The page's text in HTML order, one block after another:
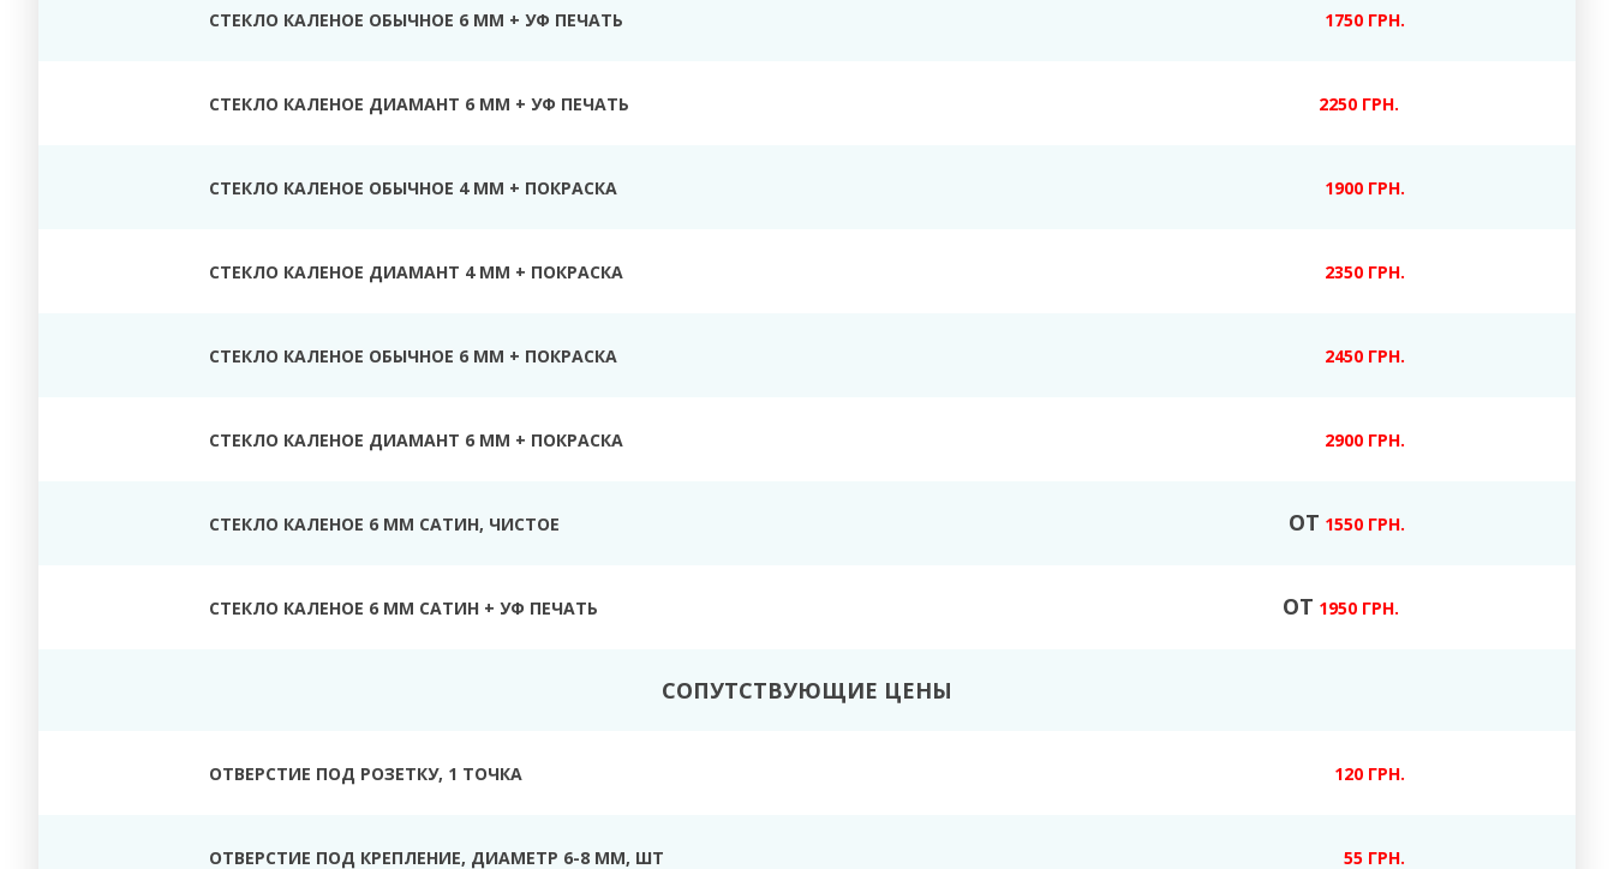
СТЕКЛО КАЛЕНОЕ ОБЫЧНОЕ 6 ММ + УФ ПЕЧАТЬ 1750 ГРН.
СТЕКЛО КАЛЕНОЕ ДИАМАНТ 6 ММ + УФ ПЕЧАТЬ 2250 ГРН.
СТЕКЛО КАЛЕНОЕ ОБЫЧНОЕ 4 ММ + ПОКРАСКА 1900 ГРН.
СТЕКЛО КАЛЕНОЕ ДИАМАНТ 4 ММ + ПОКРАСКА 2350 ГРН.
СТЕКЛО КАЛЕНОЕ ОБЫЧНОЕ 6 ММ + ПОКРАСКА 2450 ГРН.
СТЕКЛО КАЛЕНОЕ ДИАМАНТ 6 ММ + ПОКРАСКА 2900 ГРН.
СТЕКЛО КАЛЕНОЕ 6 ММ САТИН, ЧИСТОЕ ОТ 1550 ГРН.
СТЕКЛО КАЛЕНОЕ 6 ММ САТИН + УФ ПЕЧАТЬ ОТ 1950 ГРН.
СОПУТСТВУЮЩИЕ ЦЕНЫ
ОТВЕРСТИЕ ПОД РОЗЕТКУ, 1 ТОЧКА 120 ГРН.
ОТВЕРСТИЕ ПОД КРЕПЛЕНИЕ, ДИАМЕТР 6-8 ММ, ШТ 55 ГРН.